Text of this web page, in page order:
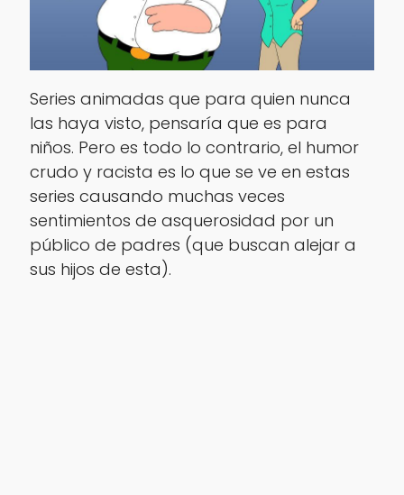
Series animadas que para quien nunca
las haya visto, pensaría que es para
niños. Pero es todo lo contrario, el humor
crudo y racista es lo que se ve en estas
series causando muchas veces
sentimientos de asquerosidad por un
público de padres (que buscan alejar a
sus hijos de esta).